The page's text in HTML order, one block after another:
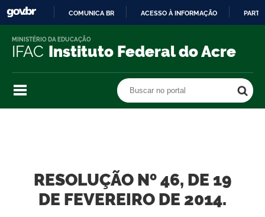
O
COMUNICA BR ACESSO À INFORMAÇÃO
IFAC Instituto Federal do Acre
MINISTÉRIO DA EDUCAÇÃO
Buscar no portal
RESOLUÇÃO Nº 46, DE 19
DE FEVEREIRO DE 2014.